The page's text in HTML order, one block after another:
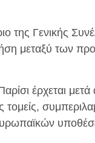
της Γενικής
μεταξύ των
έρχεται
τομείς,